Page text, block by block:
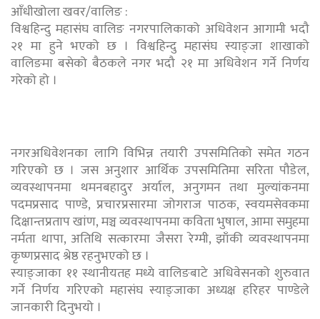
आँधीखोला खवर/वालिङ :
विश्वहिन्दु महासंघ वालिङ नगरपालिकाको अधिवेशन आगामी भदौ
२१ मा हुने भएको छ । विश्वहिन्दु महासंघ स्याङ्जा शाखाको
वालिङमा बसेको बैठकले नगर भदौ २१ मा अधिवेशन गर्ने निर्णय
गरेको हो ।
नगरअधिवेशनका लागि विभिन्न तयारी उपसमितिको समेत गठन
गरिएको छ । जस अनुशार आर्थिक उपसमितिमा सरिता पौडेल,
व्यवस्थापनमा थमनबहादुर अर्याल, अनुगमन तथा मुल्यांकनमा
पदमप्रसाद पाण्डे, प्रचारप्रसारमा जोगराज पाठक, स्वयमसेवकमा
दिक्षान्तप्रताप खांण, मञ्च व्यवस्थापनमा कविता भुषाल, आमा समुहमा
नर्मता थापा, अतिथि सत्कारमा जैसरा रेग्मी, झाँकी व्यवस्थापनमा
कृष्णप्रसाद श्रेष्ठ रहनुभएको छ ।
स्याङ्जाका ११ स्थानीयतह मध्ये वालिङबाटे अधिवेसनको शुरुवात
गर्ने निर्णय गरिएको महासंघ स्याङ्जाका अध्यक्ष हरिहर पाण्डेले
जानकारी दिनुभयो ।